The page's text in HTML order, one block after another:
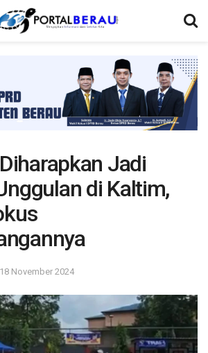
Jadi
di Kaltim,
18 November 2024